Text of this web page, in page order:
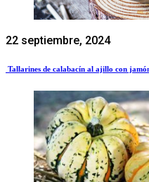
22 septiembre, 2024
Tallarines de calabacín al ajillo con